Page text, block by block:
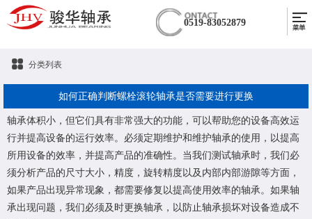
0519-83052879
分类列表
如何正确判断螺栓滚轮轴承是否需要进行更换
轴承体积小，但它们具有非常强大的功能，可以帮助您的设备高效运
行并提高设备的运行效率。必须定期维护和维护轴承的使用，以提高
所用设备的效率，并提高产品的准确性。当我们测试轴承时，我们必
须分析产品的尺寸大小，精度，旋转精度以及内部内部游隙等方面，
如果产品出现异常现象，都需要修复以提高使用效率的轴承。如果轴
承出现问题，我们必须及时更换轴承，以防止轴承损坏对设备造成不